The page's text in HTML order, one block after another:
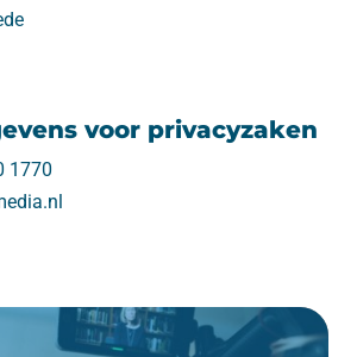
voor privacyzaken
1770